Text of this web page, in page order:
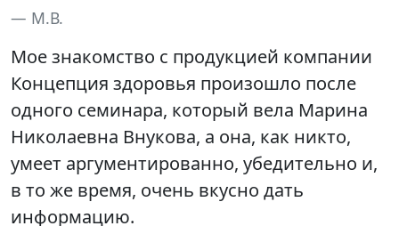
М.В.
Мое знакомство с продукцией компании
Концепция здоровья произошло после
одного семинара, который вела Марина
Николаевна Внукова, а она, как никто,
умеет аргументированно, убедительно и,
в то же время, очень вкусно дать
информацию.